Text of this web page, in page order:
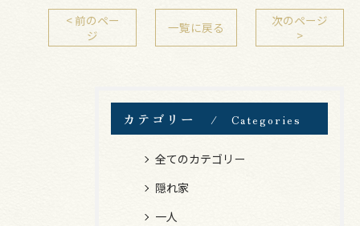
< 前のペー
ジ
一覧に戻る
次のページ
>
カテゴリー Categories
全てのカテゴリー
隠れ家
一人